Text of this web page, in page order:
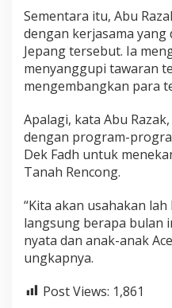
Sementara itu, Abu
dengan kerjasama
Jepang tersebut. Ia
menyanggupi tawaran
mengembangkan para
Apalagi, kata Abu
dengan program-
Dek Fadh untuk
Tanah Rencong.
“Kita akan usahakan
langsung berapa bulan
nyata dan anak-anak
ungkapnya.
Post Views: 1,861